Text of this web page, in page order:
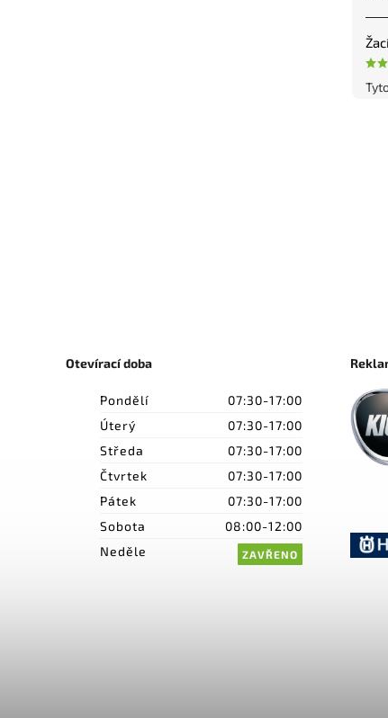
Otevírací doba
Pondělí
07:30-17:00
Úterý
07:30-17:00
Středa
07:30-17:00
Čtvrtek
07:30-17:00
Pátek
07:30-17:00
Sobota
08:00-12:00
Neděle
ZAVŘENO